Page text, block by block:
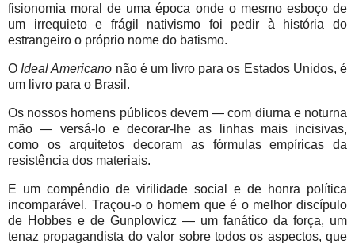
fisionomia moral de uma época onde o mesmo esboço de
um irrequieto e frágil nativismo foi pedir à história do
estrangeiro o próprio nome do batismo.
O Ideal Americano não é um livro para os Estados Unidos, é
um livro para o Brasil.
Os nossos homens públicos devem — com diurna e noturna
mão — versá-lo e decorar-lhe as linhas mais incisivas,
como os arquitetos decoram as fórmulas empíricas da
resistência dos materiais.
E um compêndio de virilidade social e de honra política
incomparável. Traçou-o o homem que é o melhor discípulo
de Hobbes e de Gunplowicz — um fanático da força, um
tenaz propagandista do valor sobre todos os aspectos, que